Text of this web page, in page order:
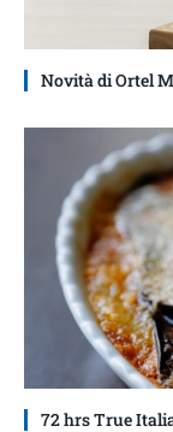
Novità di Ortel
72 hrs True